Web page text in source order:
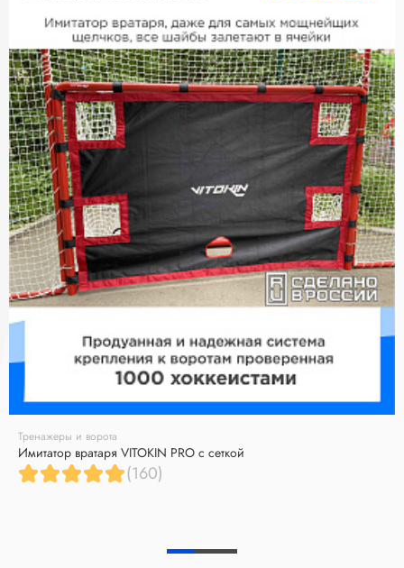
Тренажеры и ворота
Имитатор вратаря VITOKIN PRO с сеткой
(160)